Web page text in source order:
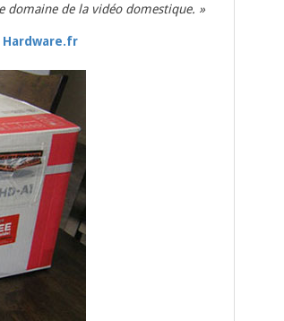
de la vidéo domestique. »
Hardware.fr